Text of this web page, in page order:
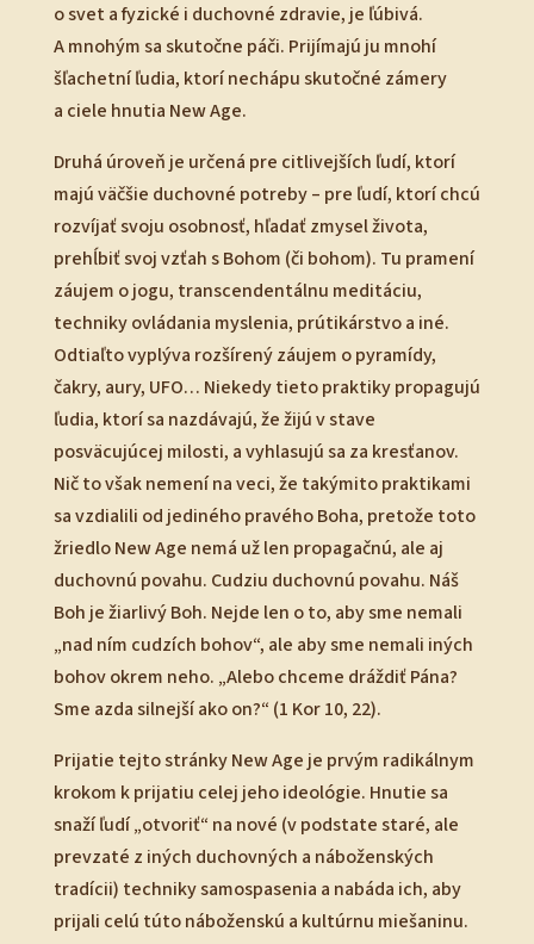
o svet a fyzické i duchovné zdravie, je ľúbivá.
A mnohým sa skutočne páči. Prijímajú ju mnohí
šľachetní ľudia, ktorí nechápu skutočné zámery
a ciele hnutia New Age.
Druhá úroveň je určená pre citlivejších ľudí, ktorí
majú väčšie duchovné potreby – pre ľudí, ktorí chcú
rozvíjať svoju osobnosť, hľadať zmysel života,
prehĺbiť svoj vzťah s Bohom (či bohom). Tu pramení
záujem o jogu, transcendentálnu meditáciu,
techniky ovládania myslenia, prútikárstvo a iné.
Odtiaľto vyplýva rozšírený záujem o pyramídy,
čakry, aury, UFO… Niekedy tieto praktiky propagujú
ľudia, ktorí sa nazdávajú, že žijú v stave
posväcujúcej milosti, a vyhlasujú sa za kresťanov.
Nič to však nemení na veci, že takýmito praktikami
sa vzdialili od jediného pravého Boha, pretože toto
žriedlo New Age nemá už len propagačnú, ale aj
duchovnú povahu. Cudziu duchovnú povahu. Náš
Boh je žiarlivý Boh. Nejde len o to, aby sme nemali
„nad ním cudzích bohov“, ale aby sme nemali iných
bohov okrem neho. „Alebo chceme dráždiť Pána?
Sme azda silnejší ako on?“ (1 Kor 10, 22).
Prijatie tejto stránky New Age je prvým radikálnym
krokom k prijatiu celej jeho ideológie. Hnutie sa
snaží ľudí „otvoriť“ na nové (v podstate staré, ale
prevzaté z iných duchovných a náboženských
tradícii) techniky samospasenia a nabáda ich, aby
prijali celú túto náboženskú a kultúrnu miešaninu.